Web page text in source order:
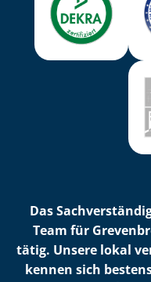
Das
Team für
tätig. Unsere lokal
kennen sich